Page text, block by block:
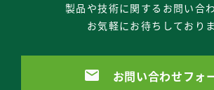
製品や技術に関するお問い合
お気軽にお待ちしており
お問い合わせフォ